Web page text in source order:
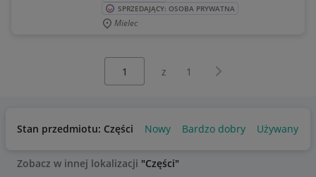
SPRZEDAJĄCY: OSOBA PRYWATNA
Mielec
z 1 Następna strona
Stan przedmiotu: Części Nowy Bardzo dobry Używany
Zobacz w innej lokalizacji "Części"